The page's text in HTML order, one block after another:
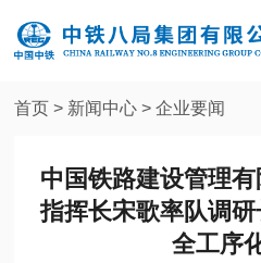
首页 > 新闻中心 >企业要闻
中国铁路建设管理
指挥长宋歌率队调
全工序